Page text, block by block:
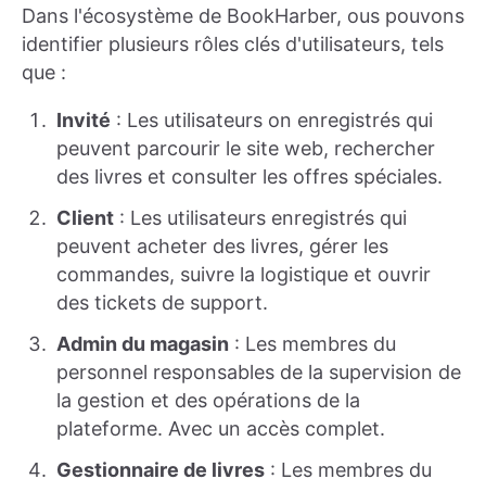
Dans l'écosystème de BookHarber, ous pouvons
identifier plusieurs rôles clés d'utilisateurs, tels
que :
Invité : Les utilisateurs on enregistrés qui
peuvent parcourir le site web, rechercher
des livres et consulter les offres spéciales.
Client : Les utilisateurs enregistrés qui
peuvent acheter des livres, gérer les
commandes, suivre la logistique et ouvrir
des tickets de support.
Admin du magasin : Les membres du
personnel responsables de la supervision de
la gestion et des opérations de la
plateforme. Avec un accès complet.
Gestionnaire de livres : Les membres du